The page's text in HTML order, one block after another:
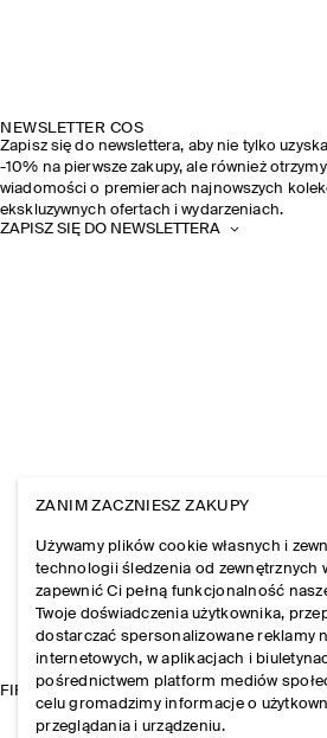
NEWSLETTER COS
Zapisz się do newslettera, aby nie tylko
-10% na pierwsze zakupy, ale również
wiadomości o premierach najnowszych
ekskluzywnych ofertach i wydarzeniach.
ZAPISZ SIĘ DO NEWSLETTERA
FIRMA
ZANIM ZACZNIESZ ZAKUPY
Używamy plików cookie własnych i
technologii śledzenia od zewnętrznych
zapewnić Ci pełną funkcjonalność
Twoje doświadczenia użytkownika,
dostarczać spersonalizowane reklamy
internetowych, w aplikacjach i
pośrednictwem platform mediów
celu gromadzimy informacje o
przeglądania i urządzeniu.